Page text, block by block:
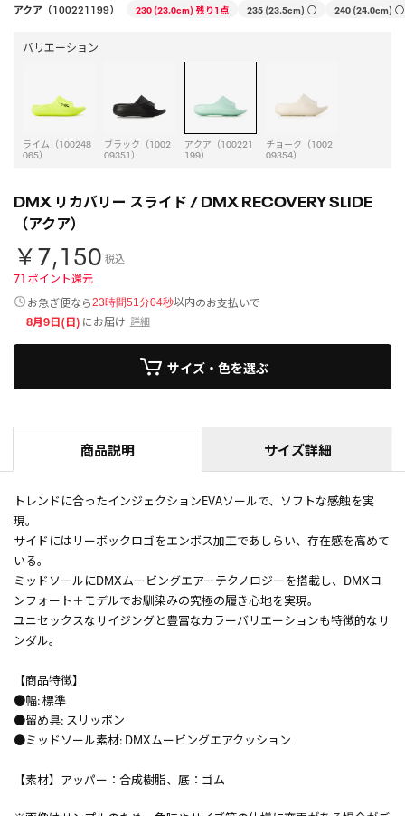
アクア（100221199） 230 (23.0cm) 残り1点 235 (23.5cm) ○ 240 (24.0cm) ○
バリエーション
ライム（100248
065）
ブラック（1002
09351）
アクア（100221
199）
チョーク（1002
09354）
DMX リカバリー スライド / DMX RECOVERY SLIDE
（アクア）
￥7,150 税込
71 ポイント還元
お急ぎ便なら23時間51分04秒以内のお支払いで
8月9日(日) にお届け 詳細
サイズ・色を選ぶ
商品説明 サイズ詳細
トレンドに合ったインジェクションEVAソールで、ソフトな感触を実
現。
サイドにはリーボックロゴをエンボス加工であしらい、存在感を高めて
いる。
ミッドソールにDMXムービングエアーテクノロジーを搭載し、DMXコ
ンフォート＋モデルでお馴染みの究極の履き心地を実現。
ユニセックスなサイジングと豊富なカラーバリエーションも特徴的なサ
ンダル。
【商品特徴】
●幅: 標準
●留め具: スリッポン
●ミッドソール素材: DMXムービングエアクッション
【素材】アッパー：合成樹脂、底：ゴム